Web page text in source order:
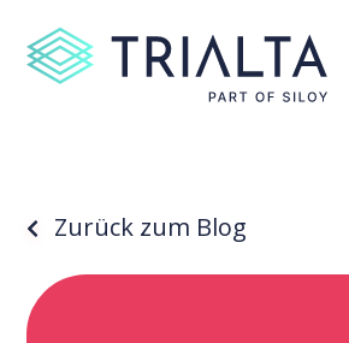
Zurück zum Blog